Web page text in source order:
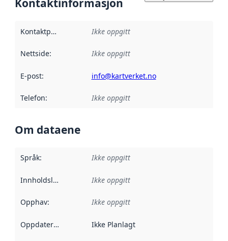
Kontaktinformasjon
Kontaktpunkt Ikke oppgitt
Nettside: Ikke oppgitt
E-post: info@kartverket.no
Telefon: Ikke oppgitt
Om dataene
Språk: Ikke oppgitt
Innholdsleverandører :
Ikke oppgitt
Opphav: Ikke oppgitt
Oppdateringsfrekvens :
Ikke Planlagt